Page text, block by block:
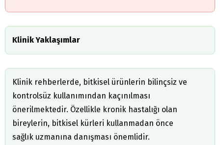
Klinik Yaklaşımlar
Klinik rehberlerde, bitkisel ürünlerin bilinçsiz ve
kontrolsüz kullanımından kaçınılması
önerilmektedir. Özellikle kronik hastalığı olan
bireylerin, bitkisel kürleri kullanmadan önce
sağlık uzmanına danışması önemlidir.